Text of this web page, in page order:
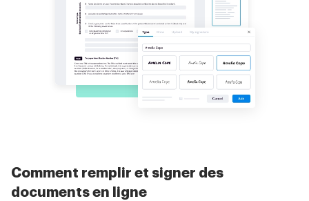
Comment remplir et signer des
documents en ligne